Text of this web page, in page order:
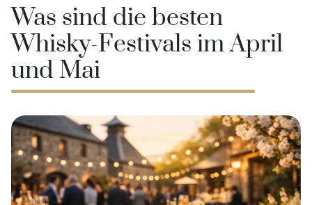
Was sind die besten
Whisky-Festivals im April
und Mai